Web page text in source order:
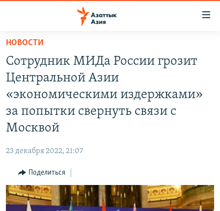
Вернуться
основному
содержанию
главной
навигации
КАЗАХСТАН
ТАДЖИКИСТАН
НОВОСТИ
ВОЙНА В УКРАИНЕ
ТОҶИКӢ
TÜRKMENÇE
ПОДПИШИТЕСЬ НА НАС В СОЦСЕТЯХ
Все сайты РСЕ/РС
НОВОСТИ
Сотрудник МИДа России грозит
Центральной Азии
«экономическими издержками»
за попытки свернуть связи с
Москвой
23 декабря 2022, 21:07
Поделиться